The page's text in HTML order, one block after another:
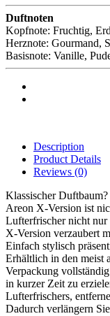
Duftnoten
Kopfnote: Fruchtig,
Herznote: Gourmand,
Basisnote: Vanille,
Description
Product Details
Reviews (0)
Klassischer
Areon X-Version ist
Lufterfrischer nicht
X-Version verzaubert
Einfach stylisch
Erhältlich in den meist
Verpackung
in kurzer Zeit zu
Lufterfrischers,
Dadurch verlängern